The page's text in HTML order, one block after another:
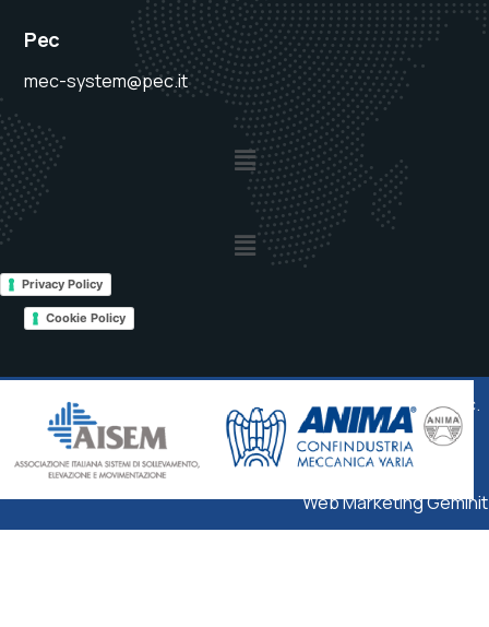
Pec
mec-system@pec.it
Privacy Policy
Cookie Policy
© 2025MEC SYSTEM Srl
– PIVA IT 01546400670 – Cap. Soc.
Euro 1.560.000 i.v. –Privacy & Cookie
Web Marketing Geminit